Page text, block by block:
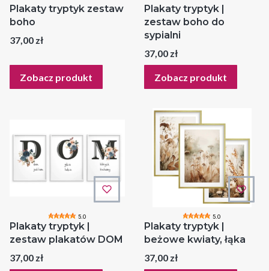
Plakaty tryptyk zestaw
boho
Cena
37,00 zł
Zobacz produkt
Plakaty tryptyk |
zestaw boho do
sypialni
Cena
37,00 zł
Zobacz produkt
5.0
Plakaty tryptyk |
zestaw plakatów DOM
Cena
37,00 zł
5.0
Plakaty tryptyk |
beżowe kwiaty, łąka
Cena
37,00 zł